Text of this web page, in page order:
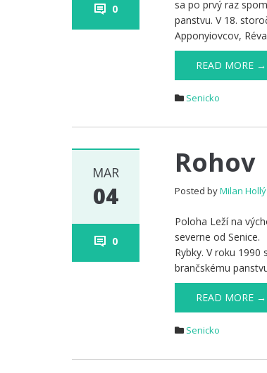
0
sa po prvý raz
panstvu. V 18.
Apponyiovcov,
READ MORE →
Senicko
MAR
04
0
Rohov
Posted byMilan Hollý
Poloha Leží na
severne od Senice.
Rybky. V roku
brančskému
READ MORE →
Senicko